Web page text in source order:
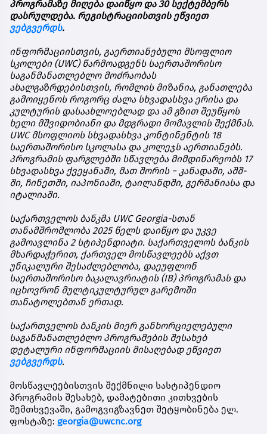
პროგრამაზე მიღება დაიწყო და30 სექტემბერს
დასრულდება. რეგისტრაციისთვის ეწვიეთ
ვებგვერდს.
ინფორმაციისთვის, გაერთიანებული მსოფლიო
სკოლები(UWC) წარმოადგენს საერთაშორისო
საგანმანათლებლო მოძრაობას
ახალგაზრდებისთვის, რომლის მიზანია, განათლება
გამოიყენოს როგორც ძალა სხვადასხვა ერისა და
კულტურის დასაახლოებლად და ამ გზით შეუწყოს
ხელი მშვიდობიანი და მდგრადი მომავლის შექმნას.
UWCმსოფლიოს სხვადასხვა კონტინენტის18
საერთაშორისო სკოლასა და კოლეჯს აერთიანებს.
პროგრამის ფარგლებში სწავლება მიმდინარეობს17
სხვადასხვა ქვეყანაში, მათ შორის−კანადაში, აშშ-
ში, ჩინეთში, იაპონიაში, ტაილანდში, გერმანიასა და
იტალიაში.
საქართველოს ბანკმა UWC Georgia-სთან
თანამშრომლობა 2025 წელს დაიწყო და უკვე
გამოავლინა 2 სტიპენდიატი. საქართველოს ბანკის
მხარდაჭერით, ქართველ მოსწავლეებს აქვთ
უნიკალური შესაძლებლობა, დაეუფლონ
საერთაშორისო ბაკალავრიატის(IB)პროგრამას და
იცხოვრონ მულტიკულტურულ გარემოში
თანატოლებთან ერთად.
საქართველოს ბანკის მიერ განხორციელებული
საგანმანათლებლო პროგრამების შესახებ
დეტალური ინფორმაციის მისაღებად ეწვიეთ
ვებგვერდს.
მოსწავლეებისთვის შექმნილი სასტიპენდიო
პროგრამის შესახებ, დამატებითი კითხვების
შემთხვევაში, გამოგვიგზავნეთ შეტყობინება ელ.
ფოსტაზე: georgia@uwcnc.org